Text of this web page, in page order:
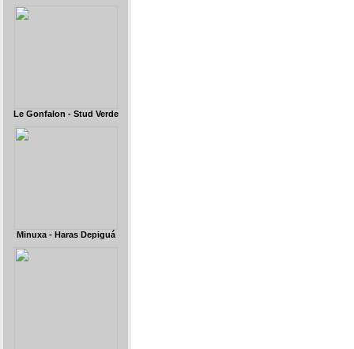
Le Gonfalon - Stud Verde
Minuxa - Haras Depiguá